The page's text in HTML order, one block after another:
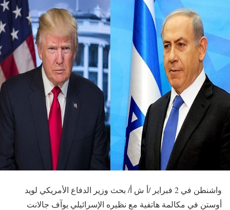
واشنطن في 2 فبراير /أ ش أ/ بحث وزير الدفاع الأمريكي لويد
أوستن في مكالمة هاتفية مع نظيره الإسرائيلي يوآف جالانت